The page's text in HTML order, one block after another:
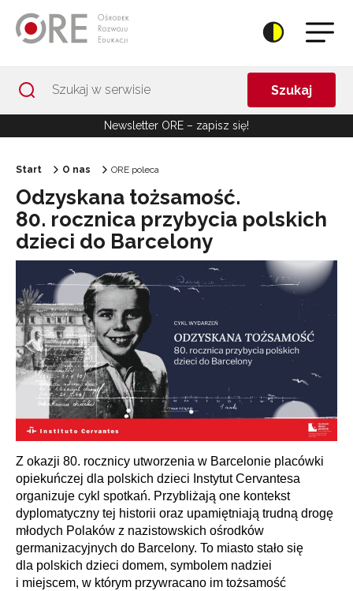
Szukaj
Newsletter ORE – zapisz się!
Start O nas ORE poleca
Odzyskana tożsamość.
80. rocznica przybycia polskich
dzieci do Barcelony
Z okazji 80. rocznicy utworzenia w Barcelonie placówki
opiekuńczej dla polskich dzieci Instytut Cervantesa
organizuje cykl spotkań. Przybliżają one kontekst
dyplomatyczny tej historii oraz upamiętniają trudną drogę
młodych Polaków z nazistowskich ośrodków
germanizacyjnych do Barcelony. To miasto stało się
dla polskich dzieci domem, symbolem nadziei
i miejscem, w którym przywracano im tożsamość